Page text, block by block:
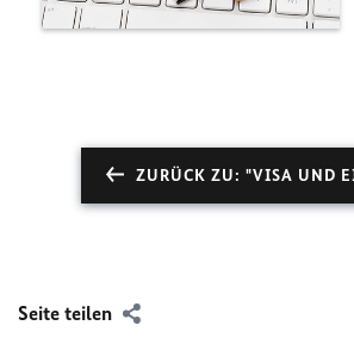
ZURÜCK ZU: "VISA UND
Seite teilen